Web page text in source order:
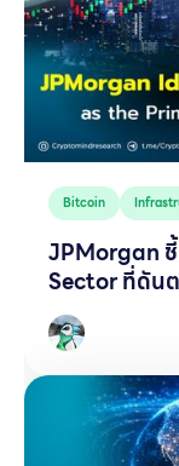
Bitcoin
JPMorgan
Sector ที่ดัน